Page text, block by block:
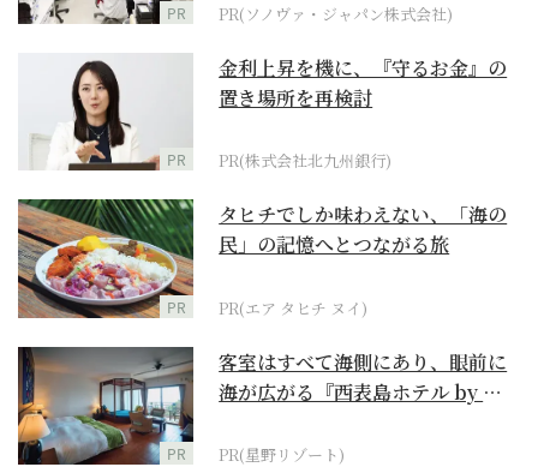
PR PR(ソノヴァ・ジャパン株式会社)
PR
金利上昇を機に、『守るお金』の
置き場所を再検討
PR(株式会社北九州銀行)
PR
タヒチでしか味わえない、「海の
民」の記憶へとつながる旅
PR(エア タヒチ ヌイ)
PR
客室はすべて海側にあり、眼前に
海が広がる『西表島ホテル by 星
PR(星野リゾート)